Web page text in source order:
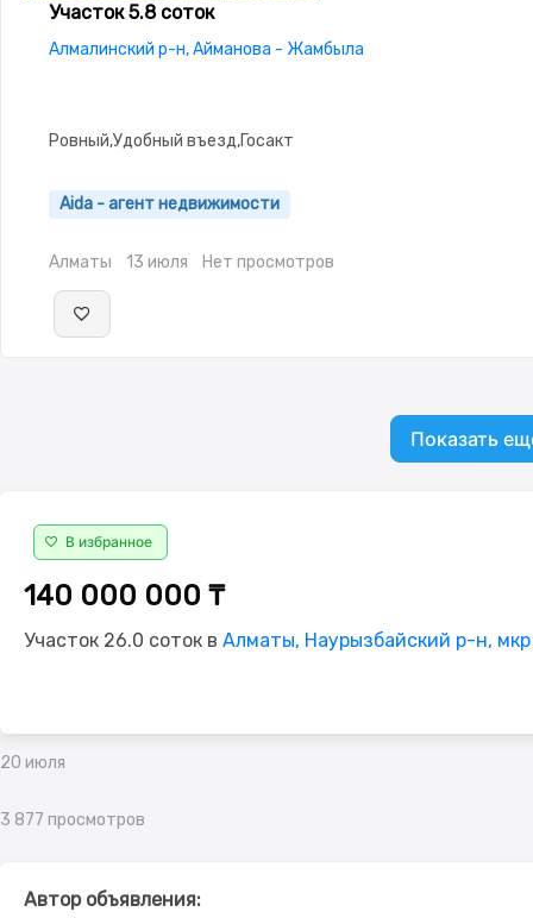
Участок 5.8 соток
Алмалинский р-н, Айманова - Жамбыла
Ровный,Удобный въезд,Госакт
Aida - агент недвижимости
Алматы 13 июля Нет просмотров
Показать
В избранное
140 000 000 ₸
Участок 26.0 соток в Алматы, Наурызбайский р-н,
20 июля
3 877 просмотров
Автор объявления: